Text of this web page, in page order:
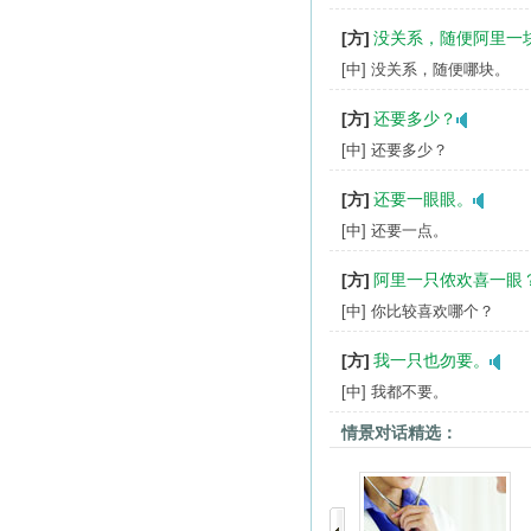
[方] 没关系，随便阿里一
[中] 没关系，随便哪块。
[方] 还要多少？
[中] 还要多少？
[方] 还要一眼眼。
[中] 还要一点。
[方] 阿里一只侬欢喜一眼
[中] 你比较喜欢哪个？
[方] 我一只也勿要。
[中] 我都不要。
情景对话精选：